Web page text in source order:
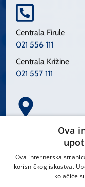
Centrala Firule
021 556 111
Centrala Križine
021 557 111
Spinčićeva 1, 21000
Ova
Ova internetska
korisničkog iskustva.
kolačiće